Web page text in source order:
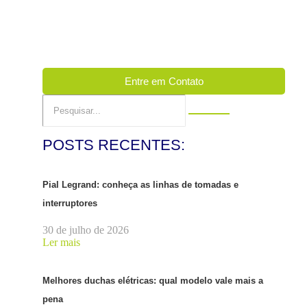
Entre em Contato
POSTS RECENTES:
Pial Legrand: conheça as linhas de tomadas e
interruptores
30 de julho de 2026
Ler mais
Melhores duchas elétricas: qual modelo vale mais a
pena